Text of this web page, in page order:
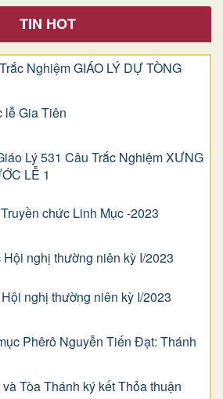
TIN HOT
Nghiệm GIÁO LÝ DỰ TÒNG
lễ Gia Tiên
Lý 531 Câu Trắc Nghiệm XƯNG
LỄ 1
chức Linh Mục -2023
Hội nghị thường niên kỳ I/2023
nghị thường niên kỳ I/2023
Phêrô Nguyễn Tiến Đạt: Thánh
Tòa Thánh ký kết Thỏa thuận